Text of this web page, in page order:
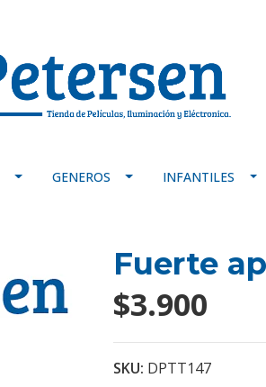
GENEROS INFANTILES
Fuerte
$3.900
SKU: DPTT147